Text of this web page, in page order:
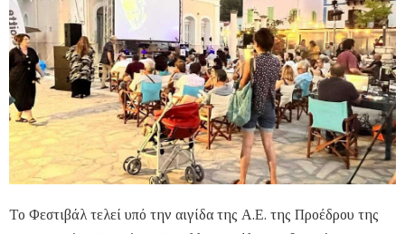
Το Φεστιβάλ τελεί υπό την αιγίδα της Α.Ε. της Πρoέδρου της